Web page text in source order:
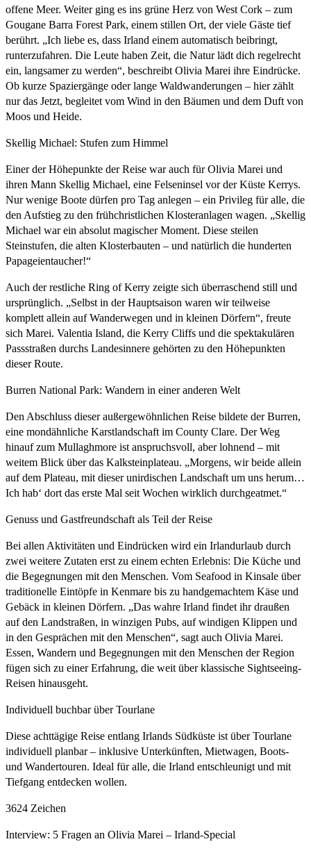
offene Meer. Weiter ging es ins grüne Herz von West Cork – zum
Gougane Barra Forest Park, einem stillen Ort, der viele Gäste tief
berührt. „Ich liebe es, dass Irland einem automatisch beibringt,
runterzufahren. Die Leute haben Zeit, die Natur lädt dich regelrecht
ein, langsamer zu werden“, beschreibt Olivia Marei ihre Eindrücke.
Ob kurze Spaziergänge oder lange Waldwanderungen – hier zählt
nur das Jetzt, begleitet vom Wind in den Bäumen und dem Duft von
Moos und Heide.
Skellig Michael: Stufen zum Himmel
Einer der Höhepunkte der Reise war auch für Olivia Marei und
ihren Mann Skellig Michael, eine Felseninsel vor der Küste Kerrys.
Nur wenige Boote dürfen pro Tag anlegen – ein Privileg für alle, die
den Aufstieg zu den frühchristlichen Klosteranlagen wagen. „Skellig
Michael war ein absolut magischer Moment. Diese steilen
Steinstufen, die alten Klosterbauten – und natürlich die hunderten
Papageientaucher!“
Auch der restliche Ring of Kerry zeigte sich überraschend still und
ursprünglich. „Selbst in der Hauptsaison waren wir teilweise
komplett allein auf Wanderwegen und in kleinen Dörfern“, freute
sich Marei. Valentia Island, die Kerry Cliffs und die spektakulären
Passstraßen durchs Landesinnere gehörten zu den Höhepunkten
dieser Route.
Burren National Park: Wandern in einer anderen Welt
Den Abschluss dieser außergewöhnlichen Reise bildete der Burren,
eine mondähnliche Karstlandschaft im County Clare. Der Weg
hinauf zum Mullaghmore ist anspruchsvoll, aber lohnend – mit
weitem Blick über das Kalksteinplateau. „Morgens, wir beide allein
auf dem Plateau, mit dieser unirdischen Landschaft um uns herum…
Ich hab‘ dort das erste Mal seit Wochen wirklich durchgeatmet.“
Genuss und Gastfreundschaft als Teil der Reise
Bei allen Aktivitäten und Eindrücken wird ein Irlandurlaub durch
zwei weitere Zutaten erst zu einem echten Erlebnis: Die Küche und
die Begegnungen mit den Menschen. Vom Seafood in Kinsale über
traditionelle Eintöpfe in Kenmare bis zu handgemachtem Käse und
Gebäck in kleinen Dörfern. „Das wahre Irland findet ihr draußen
auf den Landstraßen, in winzigen Pubs, auf windigen Klippen und
in den Gesprächen mit den Menschen“, sagt auch Olivia Marei.
Essen, Wandern und Begegnungen mit den Menschen der Region
fügen sich zu einer Erfahrung, die weit über klassische Sightseeing-
Reisen hinausgeht.
Individuell buchbar über Tourlane
Diese achttägige Reise entlang Irlands Südküste ist über Tourlane
individuell planbar – inklusive Unterkünften, Mietwagen, Boots-
und Wandertouren. Ideal für alle, die Irland entschleunigt und mit
Tiefgang entdecken wollen.
3624 Zeichen
Interview: 5 Fragen an Olivia Marei – Irland-Special